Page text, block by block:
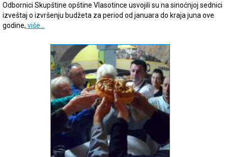
Odbornici Skupštine opštine Vlasotince usvojili su na sinoćnjoj sednici
izveštaj o izvršenju budžeta za period od januara do kraja juna ove
godine, više…